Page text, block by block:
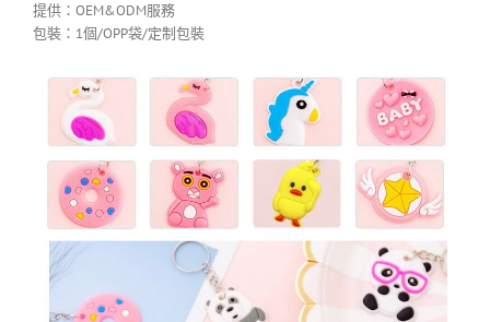
提供：OEM&ODM服務
包裝：1個/OPP袋/定制包裝